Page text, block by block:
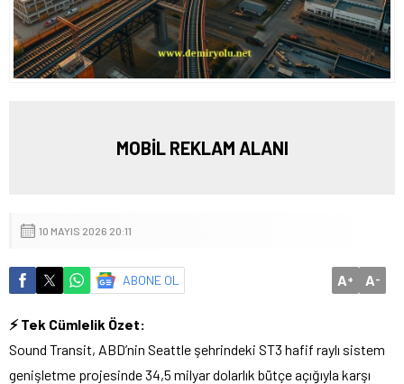
MOBİL REKLAM ALANI
10 MAYIS 2026 20:11
ABONE OL A+ A-
⚡ Tek Cümlelik Özet:
Sound Transit, ABD’nin Seattle şehrindeki ST3 hafif raylı sistem
genişletme projesinde 34,5 milyar dolarlık bütçe açığıyla karşı